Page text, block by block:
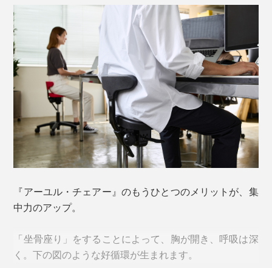
座面を最も高くした状態
座った状態でおしりに触り、ゴリゴリと当たる部分が「坐骨」
『アーユル・チェアー』なら、“座るだけ”でこの「坐骨
座り」になる設計。
柔らかく包み込むタイプのイスとは真逆の発想でつくら
れているので、以下のような人にはおすすめしません。
・座り心地を優先したい
・腰や姿勢に悩みがない
・脚を開いて座ることに抵抗がある
言うなれば、目先の座り心地よりも、腰・姿勢を守るこ
ンと腰かけるだけで、背骨はS字カーブを描き、頭・
肩・骨盤まで一直線。
ふたつに分かれた座面 （※）
により、意識せずとも左右均
等のバランスに。
※特許取得（第3733369）
座面が前上がりに傾斜していることによって、自然に坐
『アーユル・チェアー』のもうひとつのメリットが、集
中力のアップ。
「坐骨座り」をすることによって、胸が開き、呼吸は深
く。下の図のような好循環が生まれます。